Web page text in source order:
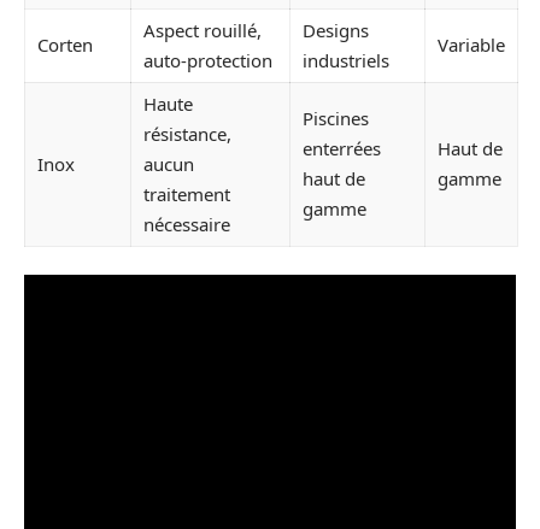
Corten
Aspect rouillé,
auto-protection
Designs
industriels
Variable
Inox
Haute
résistance,
aucun
traitement
nécessaire
Piscines
enterrées
haut de
gamme
Haut de
gamme